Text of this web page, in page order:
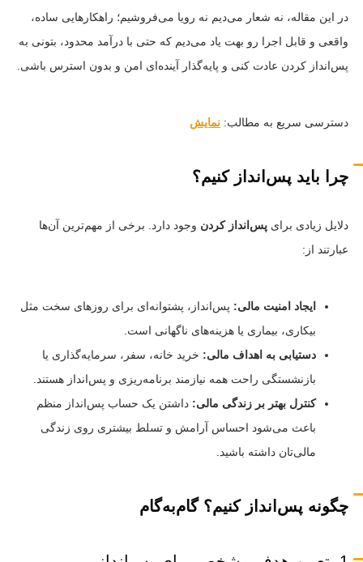
در این مقاله، نه شعار می‌دیم نه رویا می‌فروشیم؛ راهکارهایی ساده،
واقعی و قابل اجرا رو بهت یاد می‌دیم که حتی با درآمد محدود، بتونی به
پس‌انداز کردن عادت کنی و پایه‌گذار آینده‌ای امن و بدون استرس باشی.
دسترسی سریع به مطالب: نمایش
چرا باید پس‌انداز کنیم؟
دلایل زیادی برای پس‌انداز کردن وجود دارد. برخی از مهم‌ترین آن‌ها
عبارتند از:
ایجاد امنیت مالی: پس‌انداز، پشتوانه‌ای برای روزهای سخت مثل
بیکاری، بیماری یا هزینه‌های ناگهانی است.
دستیابی به اهداف مالی: خرید خانه، سفر، سرمایه‌گذاری یا
بازنشستگی راحت همه نیازمند برنامه‌ریزی و پس‌انداز هستند.
کنترل بهتر بر زندگی مالی: داشتن یک حساب پس‌انداز منظم
باعث می‌شود احساس آرامش و تسلط بیشتری روی زندگی
مالی‌تان داشته باشید.
چگونه پس‌انداز کنیم؟ گام‌به‌گام